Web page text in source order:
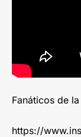
Fanáticos de
https://